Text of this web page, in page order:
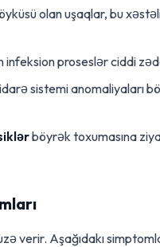
olan uşaqlar, bu
proseslər ciddi
sistemi anomaliyaları
böyrək toxumasına
verir. Aşağıdakı